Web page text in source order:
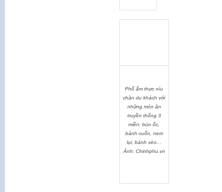
Phố ẩm thực níu
chân du khách với
những món ăn
truyền thống 3
miền: bún ốc,
bánh cuốn, nem
lụi, bánh xèo…
Ảnh: Chinhphu.vn